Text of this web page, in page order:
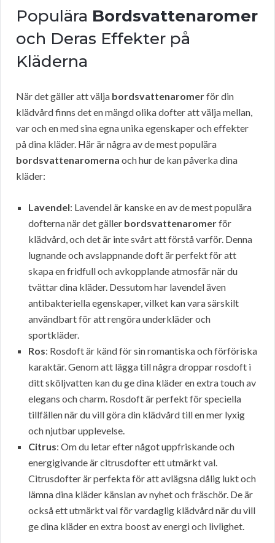
Populära Bordsvattenaromer
och Deras Effekter på
Kläderna
När det gäller att välja bordsvattenaromerför din
klädvård finns det en mängd olika dofter att välja mellan,
var och en med sina egna unika egenskaper och effekter
på dina kläder. Här är några av de mest populära
bordsvattenaromerna och hur de kan påverka dina
kläder:
Lavendel: Lavendel är kanske en av de mest populära
dofterna när det gäller bordsvattenaromerför
klädvård, och det är inte svårt att förstå varför. Denna
lugnande och avslappnande doft är perfekt för att
skapa en fridfull och avkopplande atmosfär när du
tvättar dina kläder. Dessutom har lavendel även
antibakteriella egenskaper, vilket kan vara särskilt
användbart för att rengöra underkläder och
sportkläder.
Ros: Rosdoft är känd för sin romantiska och förföriska
karaktär. Genom att lägga till några droppar rosdoft i
ditt sköljvatten kan du ge dina kläder en extra touch av
elegans och charm. Rosdoft är perfekt för speciella
tillfällen när du vill göra din klädvård till en mer lyxig
och njutbar upplevelse.
Citrus: Om du letar efter något uppfriskande och
energigivande är citrusdofter ett utmärkt val.
Citrusdofter är perfekta för att avlägsna dålig lukt och
lämna dina kläder känslan av nyhet och fräschör. De är
också ett utmärkt val för vardaglig klädvård när du vill
ge dina kläder en extra boost av energi och livlighet.